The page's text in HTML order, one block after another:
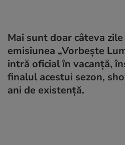
Mai sunt doar câteva
emisiunea „Vorbește
intră oficial în vacanță,
finalul acestui sezon,
ani de existență.